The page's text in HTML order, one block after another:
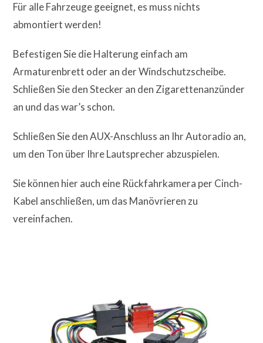
Für alle Fahrzeuge geeignet, es muss nichts
abmontiert werden!
Befestigen Sie die Halterung einfach am
Armaturenbrett oder an der Windschutzscheibe.
Schließen Sie den Stecker an den Zigarettenanzünder
an und das war’s schon.
Schließen Sie den AUX-Anschluss an Ihr Autoradio an,
um den Ton über Ihre Lautsprecher abzuspielen.
Sie können hier auch eine Rückfahrkamera per Cinch-
Kabel anschließen, um das Manövrieren zu
vereinfachen.